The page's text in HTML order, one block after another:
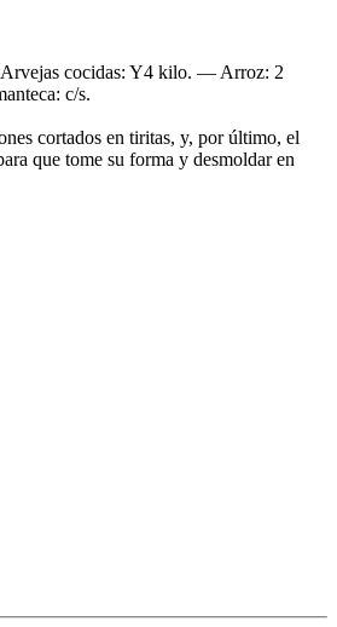
cocidas: Y4 kilo. — Arroz: 2
c/s.
cortados en tiritas, y, por último, el
que tome su forma y desmoldar en